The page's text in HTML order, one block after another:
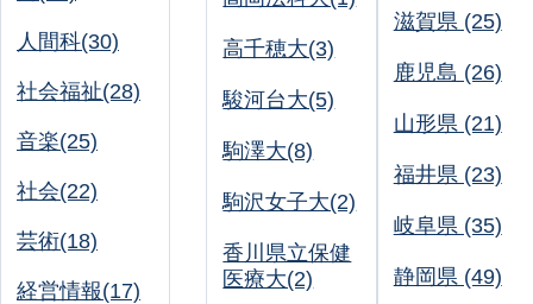
人間科(30)
社会福祉(28)
音楽(25)
社会(22)
芸術(18)
経営情報(17)
高千穂大(3)
駿河台大(5)
駒澤大(8)
駒沢女子大(2)
香川県立保健
医療大(2)
滋賀県 (25)
鹿児島 (26)
山形県 (21)
福井県 (23)
岐阜県 (35)
静岡県 (49)